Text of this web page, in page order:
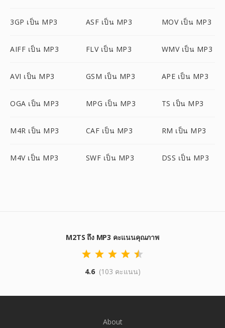
3GP เป็น MP3 ASF เป็น MP3 MOV เป็น MP3
AIFF เป็น MP3 FLV เป็น MP3 WMV เป็น MP3
AVI เป็น MP3 GSM เป็น MP3 APE เป็น MP3
OGA เป็น MP3 MPG เป็น MP3 TS เป็น MP3
M4R เป็น MP3 CAF เป็น MP3 RM เป็น MP3
M4V เป็น MP3 SWF เป็น MP3 DSS เป็น MP3
M2TS ถึง MP3 คะแนนคุณภาพ
4.6 (103 คะแนน)
About